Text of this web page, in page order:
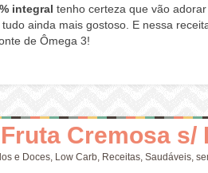
integral tenho certeza que vão
ainda mais gostoso. E nessa
de Ômega 3!
Cremosa s/
e Doces, Low Carb, Receitas, Saudáveis,